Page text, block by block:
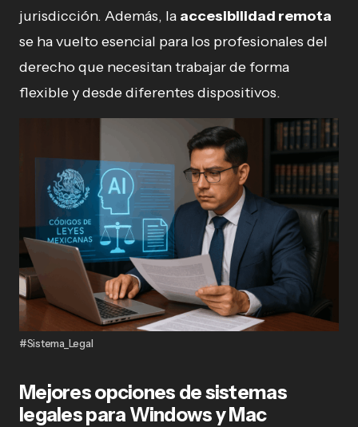
jurisdicción. Además, la accesibilidad remota
se ha vuelto esencial para los profesionales del
derecho que necesitan trabajar de forma
flexible y desde diferentes dispositivos.
#Sistema_Legal
Mejores opciones de sistemas
legales para Windows y Mac